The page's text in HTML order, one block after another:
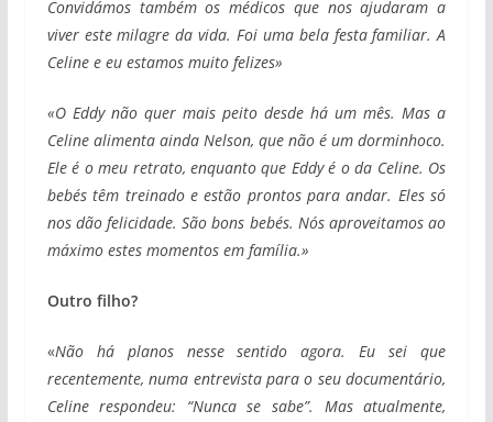
Convidámos também os médicos que nos ajudaram a
viver este milagre da vida. Foi uma bela festa familiar. A
Celine e eu estamos muito felizes»
«O Eddy não quer mais peito desde há um mês. Mas a
Celine alimenta ainda Nelson, que não é um dorminhoco.
Ele é o meu retrato, enquanto que Eddy é o da Celine. Os
bebés têm treinado e estão prontos para andar. Eles só
nos dão felicidade. São bons bebés. Nós aproveitamos ao
máximo estes momentos em família.»
Outro filho?
«Não há planos nesse sentido agora. Eu sei que
recentemente, numa entrevista para o seu documentário,
Celine respondeu: “Nunca se sabe”. Mas atualmente,